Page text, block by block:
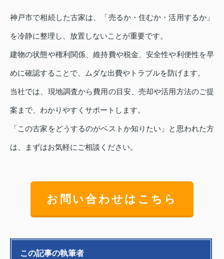
神戸市で相続した古家は、「売るか・住むか・活用するか」
を冷静に整理し、放置しないことが重要です。
建物の状態や権利関係、維持費や税金、安全性や利便性を早
めに確認することで、ムダな出費やトラブルを防げます。
当社では、現地調査から費用の目安、売却や活用方法のご提
案まで、わかりやすくサポートします。
「この古家をどうするのがベストか知りたい」と思われた方
は、まずはお気軽にご相談ください。
お問い合わせはこちら
この記事の執筆者